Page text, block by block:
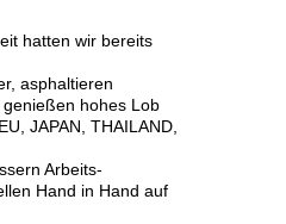
hatten wir bereits
asphaltieren
hohes Lob
JAPAN, THAILAND,
Arbeits-
Hand in Hand auf